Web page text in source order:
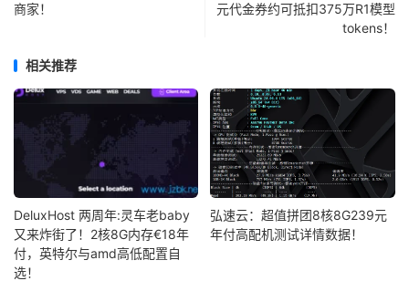
商家！
元代金券约可抵扣375万R1模型
tokens！
相关推荐
DeluxHost 两周年:灵车老baby
又来炸街了！2核8G内存€18年
付，英特尔与amd高低配置自
选！
弘速云：超值拼团8核8G239元
年付高配机测试详情数据！